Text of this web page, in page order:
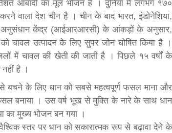
आबादी का मूल भोजन है । दुनिया में लगभग १७०
वाला देश चीन है । चीन के बाद भारत, इंडोनेशिया,
अनुसंधान केंद्र (आईआरआरसी) के आंकड़ों के अनुसार,
चावल उत्पादन के लिए सुपर जोन घोषित किया है ।
में चावल की खेती की जाती है । पिछले १५ वर्षों के
है ।
बचने के लिए धान को सबसे महत्वपूर्ण फसल माना और
बनाया । उस वर्ष भूख से मुक्ति के नारे के साथ धान
का मुख्य भोजन बन गया ।
स्तर पर धान को सकारात्मक रूप से बढ़ावा देने के